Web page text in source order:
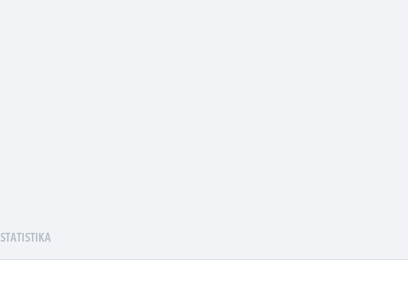
STATISTIKA